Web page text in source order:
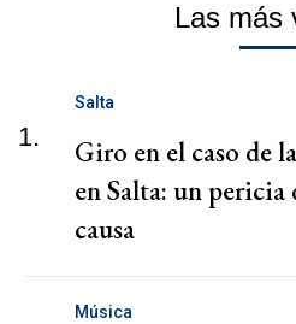
Las más
1.
Salta
Giro en el caso de
en Salta: un
causa
Música